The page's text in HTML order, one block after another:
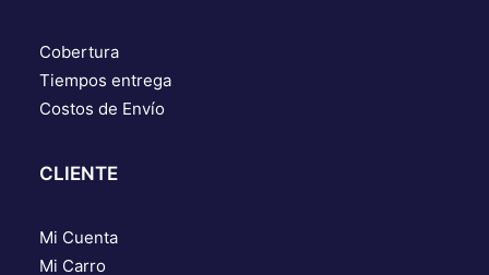
Cobertura
Tiempos entrega
Costos de Envío
CLIENTE
Mi Cuenta
Mi Carro